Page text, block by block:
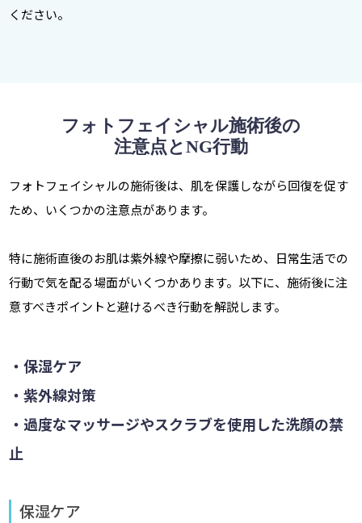
ください。
フォトフェイシャル施術後の
注意点とNG行動
フォトフェイシャルの施術後は、肌を保護しながら回復を促す
ため、いくつかの注意点があります。
特に施術直後のお肌は紫外線や摩擦に弱いため、日常生活での
行動で気を配る場面がいくつかあります。以下に、施術後に注
意すべきポイントと避けるべき行動を解説します。
・保湿ケア
・紫外線対策
・過度なマッサージやスクラブを使用した洗顔の禁
止
保湿ケア